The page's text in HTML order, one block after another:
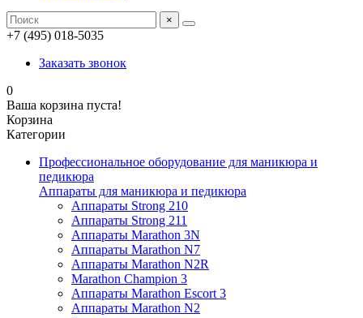
×
+7 (495) 018-5035
Заказать звонок
0
Ваша корзина пуста!
Корзина
Категории
Профессиональное оборудование для маникюра и
педикюра
Аппараты для маникюра и педикюра
Аппараты Strong 210
Аппараты Strong 211
Аппараты Marathon 3N
Аппараты Marathon N7
Аппараты Marathon N2R
Marathon Champion 3
Аппараты Marathon Escort 3
Аппараты Marathon N2